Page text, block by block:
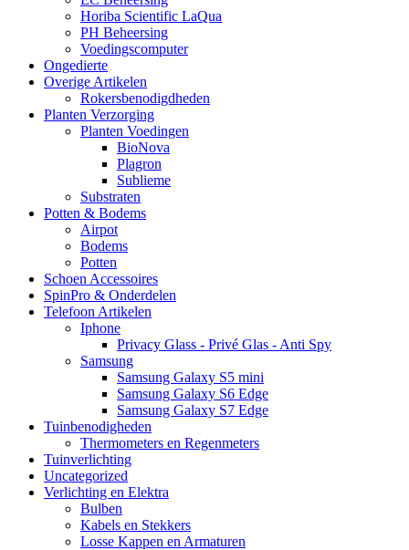
Horiba Scientific LaQua
PH Beheersing
Voedingscomputer
Ongedierte
Overige Artikelen
Rokersbenodigdheden
Planten Verzorging
Planten Voedingen
BioNova
Plagron
Sublieme
Substraten
Potten & Bodems
Airpot
Bodems
Potten
Schoen Accessoires
SpinPro & Onderdelen
Telefoon Artikelen
Iphone
Privacy Glass - Privé Glas - Anti Spy
Samsung
Samsung Galaxy S5 mini
Samsung Galaxy S6 Edge
Samsung Galaxy S7 Edge
Tuinbenodigheden
Thermometers en Regenmeters
Tuinverlichting
Uncategorized
Verlichting en Elektra
Bulben
Kabels en Stekkers
Losse Kappen en Armaturen